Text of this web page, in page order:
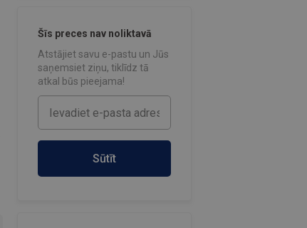
Šīs preces nav noliktavā
Atstājiet savu e-pastu un Jūs
saņemsiet ziņu, tiklīdz tā
atkal būs pieejama!
Sūtīt